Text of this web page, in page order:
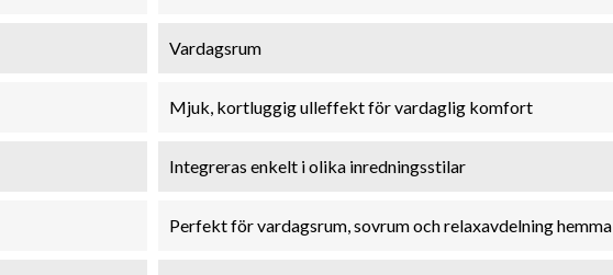
Vardagsrum
Mjuk, kortluggig ulleffekt för vardaglig komfort
Integreras enkelt i olika inredningsstilar
Perfekt för vardagsrum, sovrum och relaxavdelning hemma